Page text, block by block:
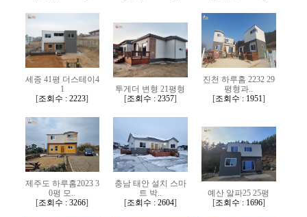
다가구/기숙사
체류형쉼터
시공사례
고객센터
공지사항
FAQ
고객문의
자료실
세종 41평 더스테이4
1
[조회수 : 2223]
투게더 변형 21평형
[조회수 : 2357]
진천 하루홈 2232 29
평형과..
[조회수 : 1951]
제주도 하루홈2023 3
0평 모..
[조회수 : 3266]
충남 태안 설치 스마
트 박..
[조회수 : 2604]
예산 알파25 25평
[조회수 : 1696]